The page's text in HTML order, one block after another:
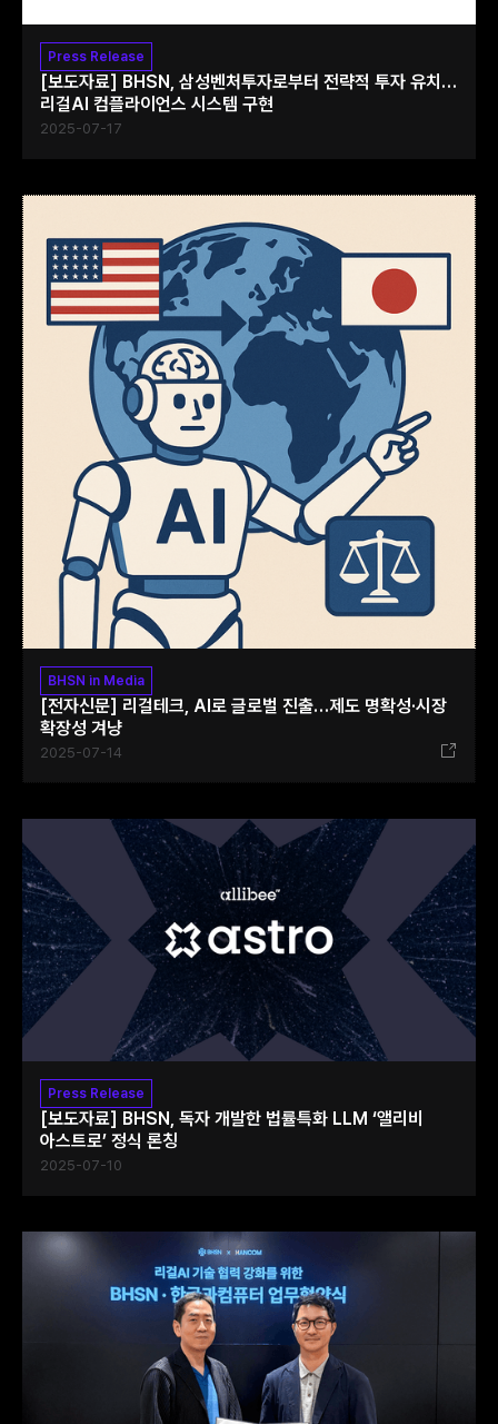
Press Release
[보도자료] BHSN, 삼성벤처투자로부터 전략적 투자 유치…
리걸AI 컴플라이언스 시스템 구현
2025-07-17
BHSN in Media
[전자신문] 리걸테크, AI로 글로벌 진출…제도 명확성·시장
확장성 겨냥
2025-07-14
Press Release
[보도자료] BHSN, 독자 개발한 법률특화 LLM ‘앨리비
아스트로’ 정식 론칭
2025-07-10